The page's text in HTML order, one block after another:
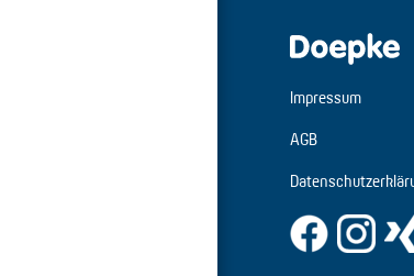
Impressum
AGB